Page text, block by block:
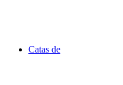
Catas de